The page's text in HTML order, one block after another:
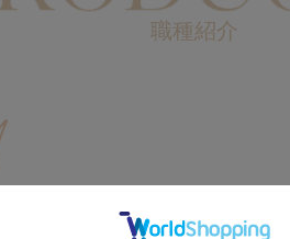
職種紹介
営
運営